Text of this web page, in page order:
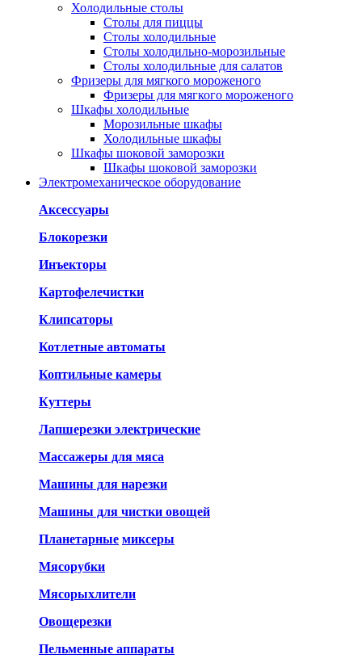
Холодильные столы
Столы для пиццы
Столы холодильные
Столы холодильно-морозильные
Столы холодильные для салатов
Фризеры для мягкого мороженого
Фризеры для мягкого мороженого
Шкафы холодильные
Mорозильные шкафы
Холодильные шкафы
Шкафы шоковой заморозки
Шкафы шоковой заморозки
Электромеханическое оборудование
Аксессуары
Блокорезки
Инъекторы
Картофелечистки
Клипсаторы
Котлетные автоматы
Коптильные камеры
Куттеры
Лапшерезки электрические
Массажеры для мяса
Машины для нарезки
Машины для чистки овощей
Планетарные миксеры
Мясорубки
Мясорыхлители
Овощерезки
Пельменные аппараты